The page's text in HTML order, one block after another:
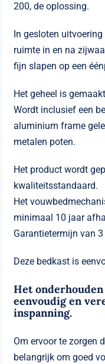
200, de oplossing.
In gesloten
ruimte in en na
fijn slapen op een
Het geheel is
Wordt inclusief een
aluminium frame
metalen poten.
Het product wordt
kwaliteitsstandaard.
Het
minimaal 10 jaar
Garantietermijn van
Deze bedkast is
Het
eenvoudig en
inspanning.
Om ervoor te zorgen
belangrijk om goed